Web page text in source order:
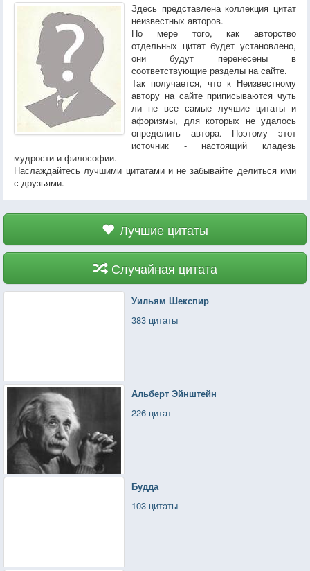
Здесь представлена коллекция цитат
неизвестных авторов.
По мере того, как авторство
отдельных цитат будет установлено,
они будут перенесены в
соответствующие разделы на сайте.
Так получается, что к Неизвестному
автору на сайте приписываются чуть
ли не все самые лучшие цитаты и
афоризмы, для которых не удалось
определить автора. Поэтому этот
источник - настоящий кладезь
мудрости и философии.
Наслаждайтесь лучшими цитатами и не забывайте делиться ими
с друзьями.
Лучшие цитаты
Случайная цитата
Уильям Шекспир
383 цитаты
Альберт Эйнштейн
226 цитат
Будда
103 цитаты